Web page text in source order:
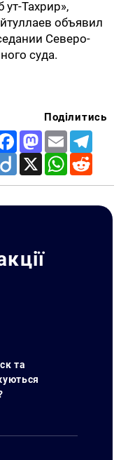
ут-Тахрир»,
объявил
Северо-
суда.
Поділитись
FacebookMastodon
Email
Diigo X WhatsApp
та